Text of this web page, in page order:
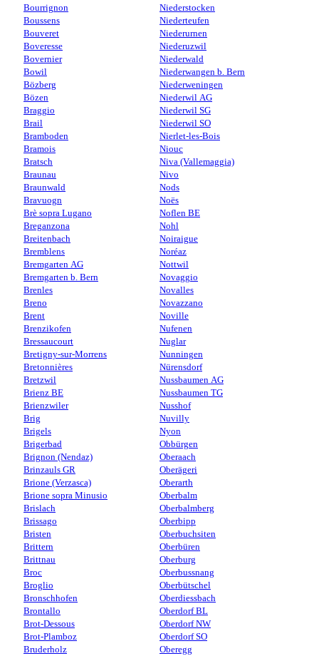
Bourrignon
Boussens
Bouveret
Boveresse
Bovernier
Bowil
Bözberg
Bözen
Braggio
Brail
Bramboden
Bramois
Bratsch
Braunau
Braunwald
Bravuogn
Brè sopra Lugano
Breganzona
Breitenbach
Bremblens
Bremgarten AG
Bremgarten b. Bern
Brenles
Breno
Brent
Brenzikofen
Bressaucourt
Bretigny-sur-Morrens
Bretonnières
Bretzwil
Brienz BE
Brienzwiler
Brig
Brigels
Brigerbad
Brignon (Nendaz)
Brinzauls GR
Brione (Verzasca)
Brione sopra Minusio
Brislach
Brissago
Bristen
Brittern
Brittnau
Broc
Broglio
Bronschhofen
Brontallo
Brot-Dessous
Brot-Plamboz
Bruderholz
Niederstocken
Niederteufen
Niederurnen
Niederuzwil
Niederwald
Niederwangen b. Bern
Niederweningen
Niederwil AG
Niederwil SG
Niederwil SO
Nierlet-les-Bois
Niouc
Niva (Vallemaggia)
Nivo
Nods
Noës
Noflen BE
Nohl
Noiraigue
Noréaz
Nottwil
Novaggio
Novalles
Novazzano
Noville
Nufenen
Nuglar
Nunningen
Nürensdorf
Nussbaumen AG
Nussbaumen TG
Nusshof
Nuvilly
Nyon
Obbürgen
Oberaach
Oberägeri
Oberarth
Oberbalm
Oberbalmberg
Oberbipp
Oberbuchsiten
Oberbüren
Oberburg
Oberbussnang
Oberbütschel
Oberdiessbach
Oberdorf BL
Oberdorf NW
Oberdorf SO
Oberegg